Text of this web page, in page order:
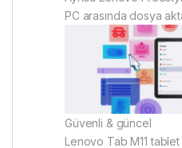
PC arasında dosya
Güvenli & güncel
Lenovo Tab M11